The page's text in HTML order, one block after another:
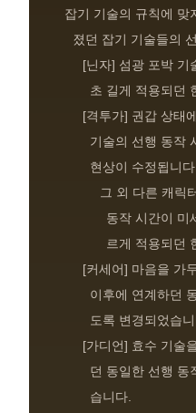
잡기 기술의 규칙에 맞
졌던 잡기 기술들의
[닌자] 섬광 포박 기
초 길게 적용되던
[격투가] 권갑 상태
기술의 선행 동작
현상이 수정됩니다.
그 외 다른 캐릭
동작 시간이 미
르게 적용되던
[커세어] 마음을 가
이후에 연계하던
도록 변경되었습니
[가디언] 효수 기술
던 동일한 선행 동
습니다.